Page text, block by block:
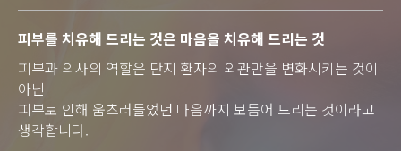
피부를 치유해 드리는 것은 마음을 치유해 드리는 것
피부과 의사의 역할은 단지 환자의 외관만을 변화시키는 것이
아닌
피부로 인해 움츠러들었던 마음까지 보듬어 드리는 것이라고
생각합니다.